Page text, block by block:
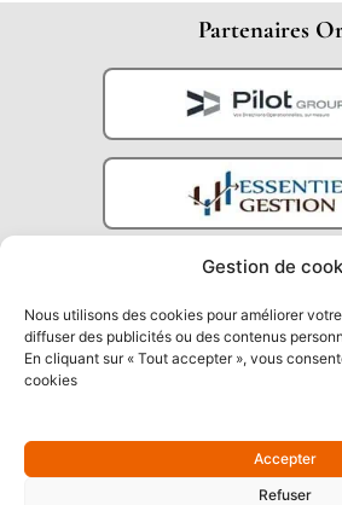
Gestion de
Nous utilisons des cookies pour améliorer
diffuser des publicités ou des contenus
En cliquant sur « Tout accepter », vous
cookies
Accepter
Refuser
Partenaires
Partenaires